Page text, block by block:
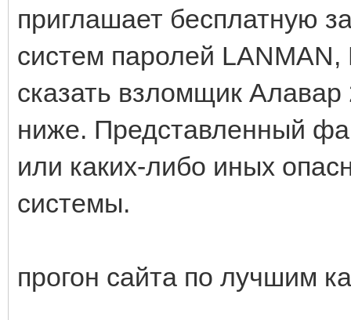
приглашает бесплатную
систем паролей
сказать взломщик Алавар
ниже. Представленный
или каких-либо иных
системы.
прогон сайта по лучшим